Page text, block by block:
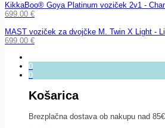
KikkaBoo® Goya Platinum voziček 2v1 -
699.00 €
MAST voziček za dvojčke M. Twin X Light -
699.00 €
0
0
Košarica
Brezplačna dostava ob nakupu nad 85€